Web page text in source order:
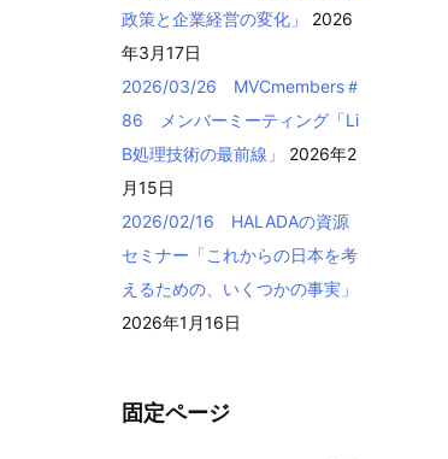
政策と企業経営の変化」
2026
年3月17日
2026/03/26 MVCmembers＃
86 メンバーミーティング「Li
B処理技術の最前線」
2026年2
月15日
2026/02/16 HALADAの資源
セミナー「これからの日本を考
えるための、いくつかの事実」
2026年1月16日
固定ページ